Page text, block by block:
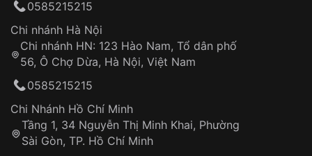
Hotline: 0585 215 215
Từ khóa SEO:
thống VNLUX
Đảm bảo quyền lợi khách hàng
Đồng hành cùng khách hàng trong suốt quá
trình sử dụng
0585215215
Chi nhánh Hà Nội
Chi nhánh HN: 123 Hào Nam, Tổ dân phố
56, Ô Chợ Dừa, Hà Nội, Việt Nam
0585215215
Chi Nhánh Hồ Chí Minh
Tầng 1, 34 Nguyễn Thị Minh Khai, Phường
Sài Gòn, TP. Hồ Chí Minh